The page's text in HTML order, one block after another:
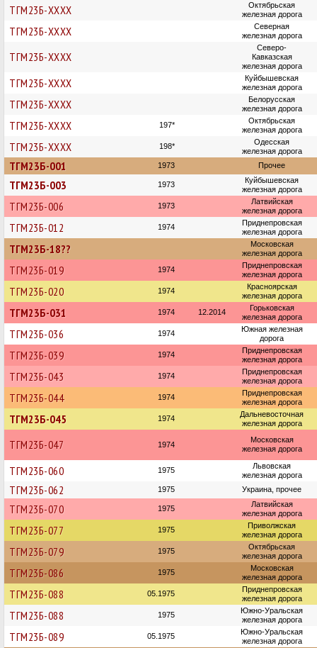
ТГМ23Б-ХХХХ
Октябрьская
железная дорога
ТГМ23Б-ХХХХ
Северная
железная дорога
ТГМ23Б-ХХХХ
Северо-
Кавказская
железная дорога
ТГМ23Б-ХХХХ
Куйбышевская
железная дорога
ТГМ23Б-ХХХХ
Белорусская
железная дорога
ТГМ23Б-ХХХХ 197*
Октябрьская
железная дорога
ТГМ23Б-ХХХХ 198*
Одесская
железная дорога
ТГМ23Б-001 1973 Прочее
ТГМ23Б-003 1973
Куйбышевская
железная дорога
ТГМ23Б-006 1973
Латвийская
железная дорога
ТГМ23Б-012 1974
Приднепровская
железная дорога
ТГМ23Б-18??
Московская
железная дорога
ТГМ23Б-019 1974
Приднепровская
железная дорога
ТГМ23Б-020 1974
Красноярская
железная дорога
ТГМ23Б-031 1974 12.2014
Горьковская
железная дорога
ТГМ23Б-036 1974
Южная железная
дорога
ТГМ23Б-039 1974
Приднепровская
железная дорога
ТГМ23Б-043 1974
Приднепровская
железная дорога
ТГМ23Б-044 1974
Приднепровская
железная дорога
ТГМ23Б-045 1974
Дальневосточная
железная дорога
ТГМ23Б-047 1974
Московская
железная дорога
ТГМ23Б-060 1975
Львовская
железная дорога
ТГМ23Б-062 1975 Украина, прочее
ТГМ23Б-070 1975
Латвийская
железная дорога
ТГМ23Б-077 1975
Приволжская
железная дорога
ТГМ23Б-079 1975
Октябрьская
железная дорога
ТГМ23Б-086 1975
Московская
железная дорога
ТГМ23Б-088 05.1975
Приднепровская
железная дорога
ТГМ23Б-088 1975
Южно-Уральская
железная дорога
ТГМ23Б-089 05.1975
Южно-Уральская
железная дорога